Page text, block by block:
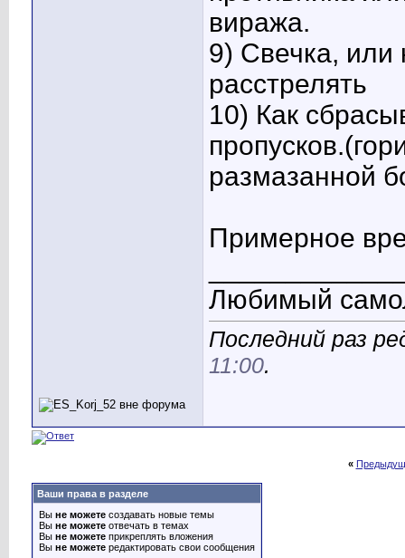
виража.
9) Свечка, или
расстрелять
10) Как
размазанной
Примерное
Любимый
Последний раз
11:00.
«
Ваши права в разделе
Вы не можете создавать новые темы
Вы не можете отвечать в темах
Вы не можете прикреплять вложения
Вы не можете редактировать свои сообщения